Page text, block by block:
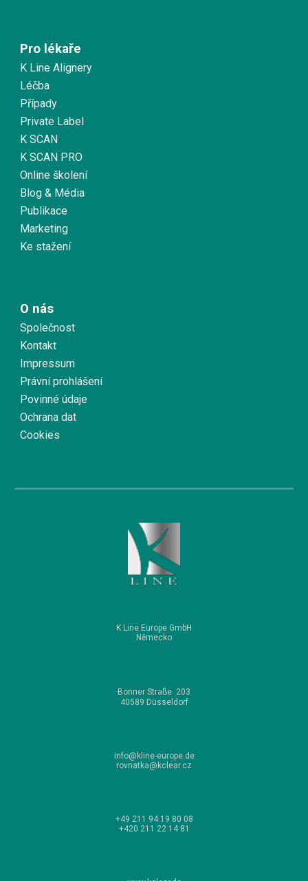
Pro lékaře
K Line Alignery
Léčba
Případy
Private Label
K SCAN
K SCAN PRO
Online školení
Blog & Média
Publikace
Marketing
Ke stažení
O nás
Společnost
Kontakt
Impressum
Právní prohlášení
Povinné údaje
Ochrana dat
Cookies
K Line Europe GmbH
Německo
Bonner Straße 203
40589 Düsseldorf
info@kline-europe.de
rovnatka@kclear.cz
+49 211 94 19 80 08
+420 211 22 14 81